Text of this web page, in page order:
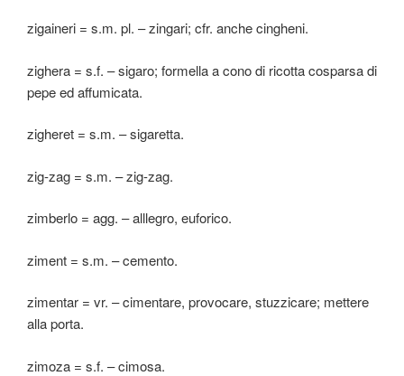
zigaineri = s.m. pl. – zingari; cfr. anche cingheni.
zighera = s.f. – sigaro; formella a cono di ricotta cosparsa di
pepe ed affumicata.
zigheret = s.m. – sigaretta.
zig-zag = s.m. – zig-zag.
zimberlo = agg. – alllegro, euforico.
ziment = s.m. – cemento.
zimentar = vr. – cimentare, provocare, stuzzicare; mettere
alla porta.
zimoza = s.f. – cimosa.